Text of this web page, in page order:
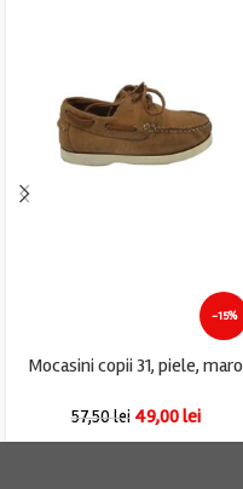
-15%
Mocasini copii 31, piele, maro
57,50lei 49,00lei